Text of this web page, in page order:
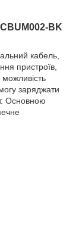
BK
кабель,
пристроїв,
заряджати
Основною